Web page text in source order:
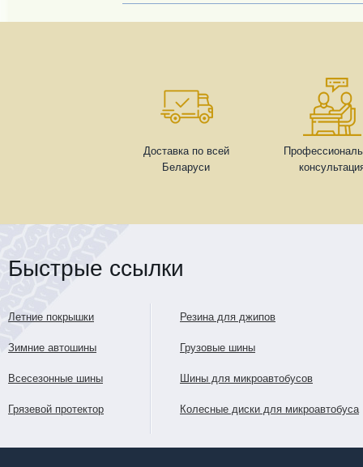
Доставка по всей
Беларуси
Быстрые ссылки
Летние покрышки
Зимние автошины
Всесезонные шины
Грязевой протектор
Резина для джипов
Грузовые шины
Шины для микроавтобусов
Колесные диски для микроавтобуса